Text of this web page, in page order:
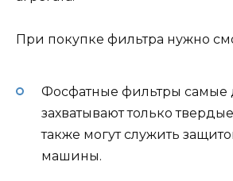
При покупке фильтра нужно
Фосфатные фильтры
захватывают только
также могут служить
машины.